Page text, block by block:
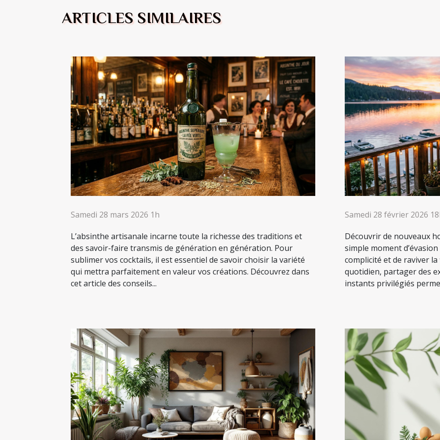
ARTICLES SIMILAIRES
Samedi 28 mars 2026 1h
L’absinthe artisanale incarne toute la richesse des traditions et
des savoir-faire transmis de génération en génération. Pour
sublimer vos cocktails, il est essentiel de savoir choisir la variété
qui mettra parfaitement en valeur vos créations. Découvrez dans
cet article des conseils...
Samedi 28 février 2026
Découvrir de nouveaux
simple moment
complicité et de raviver la
quotidien, partager des
instants privilégiés